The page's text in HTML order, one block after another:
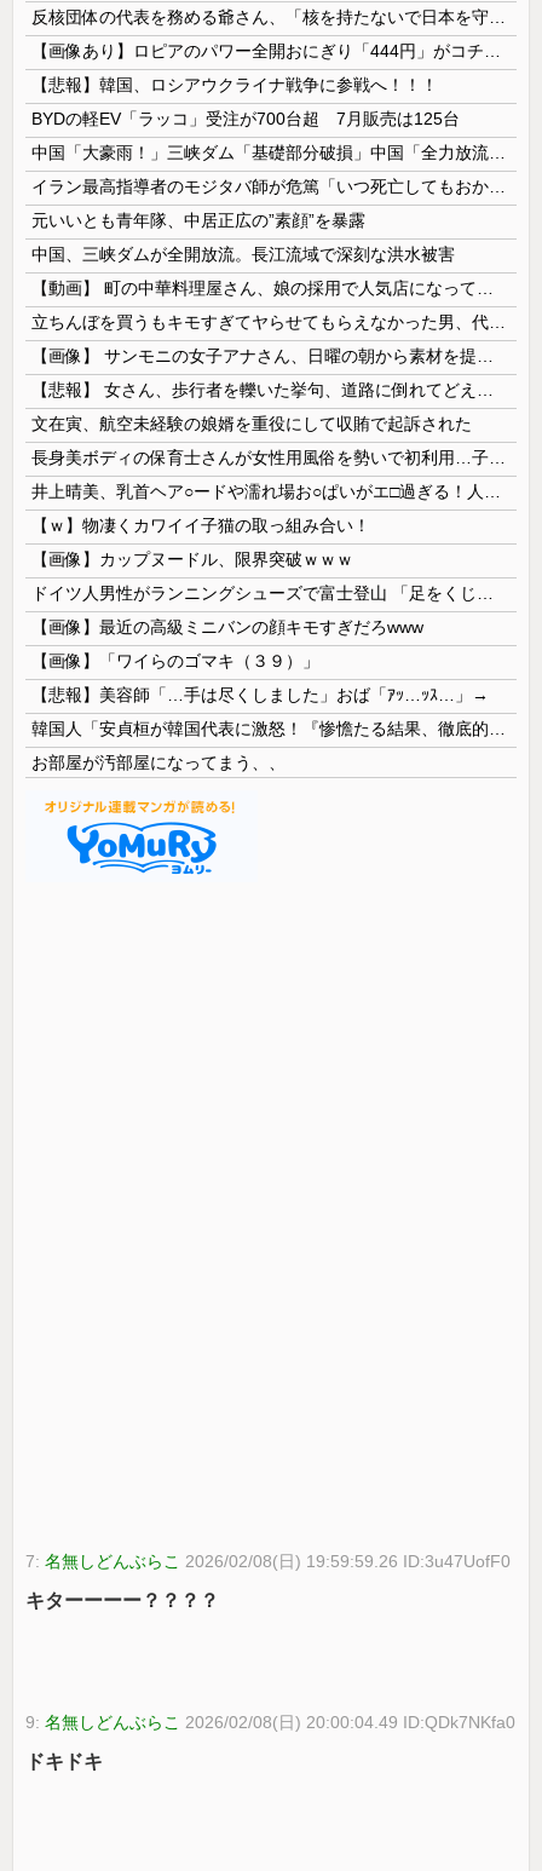
【悲報】韓国、ロシアウクライナ戦争に参戦へ！！！
BYDの軽EV「ラッコ」受注が700台超 7月販売は125台
元いいとも青年隊、中居正広の”素顔”を暴露
中国、三峡ダムが全開放流。長江流域で深刻な洪水被害
文在寅、航空未経験の娘婿を重役にして収賄で起訴された
【ｗ】物凄くカワイイ子猫の取っ組み合い！
【画像】カップヌードル、限界突破ｗｗｗ
【画像】最近の高級ミニバンの顔キモすぎだろwww
【画像】「ワイらのゴマキ（３９）」
【悲報】美容師「…手は尽くしました」おば「ｱｯ…ｯｽ…」→
お部屋が汚部屋になってまう、、
7:名無しどんぶらこ 2026/02/08(日) 19:59:59.26 ID:3u47UofF0
キターーーー？？？？
9:名無しどんぶらこ 2026/02/08(日) 20:00:04.49 ID:QDk7NKfa0
ドキドキ